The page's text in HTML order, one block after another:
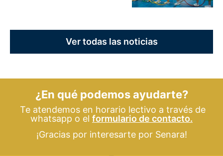
Ver todas las noticias
¿En qué podemos ayudarte?
Te atendemos en horario lectivo a través de
whatsapp o el formulario de contacto.
¡Gracias por interesarte por Senara!